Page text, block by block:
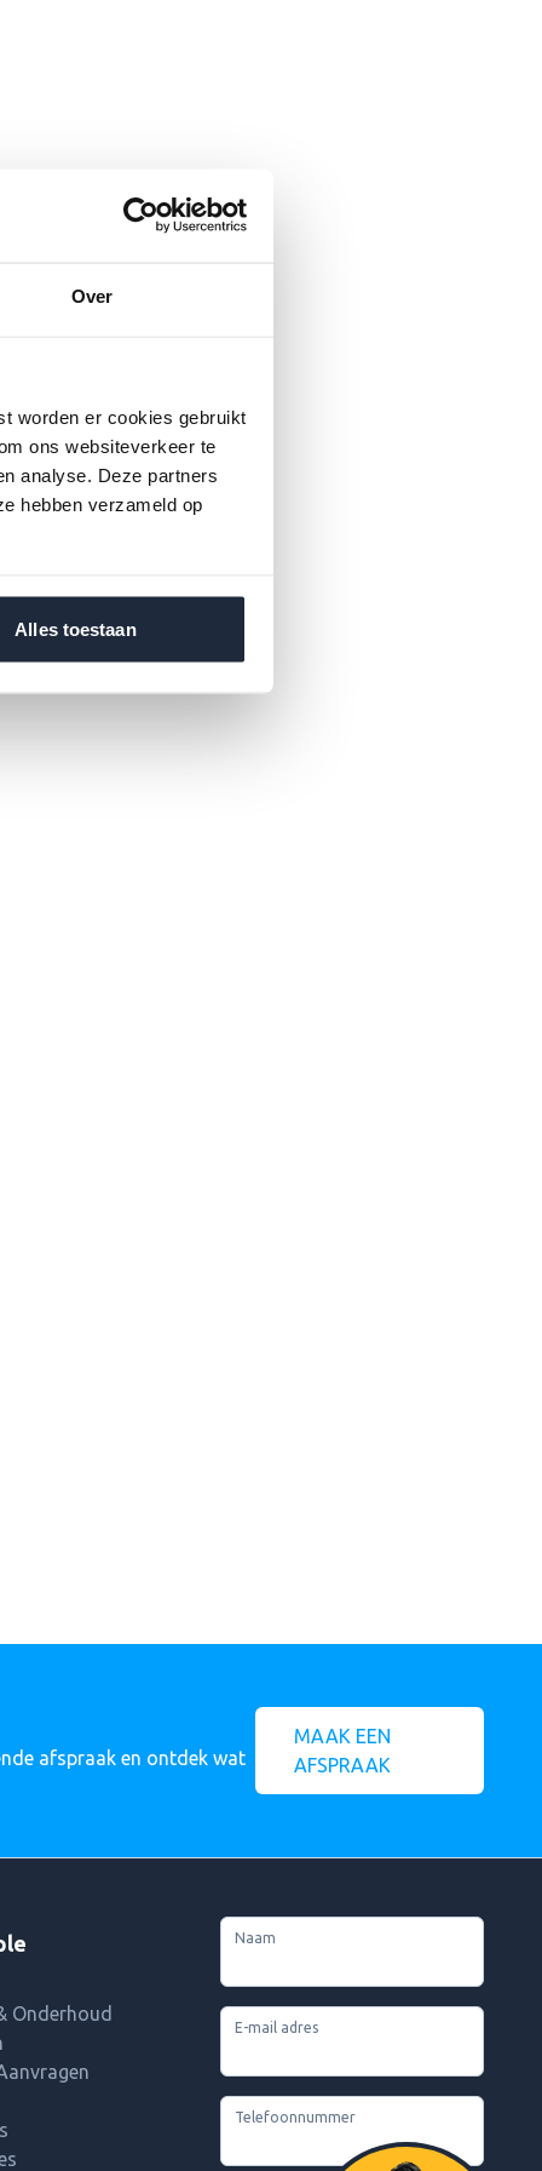
Over
worden er cookies gebruikt
ons websiteverkeer te
analyse. Deze partners
hebben verzameld op
Alles toestaan
afspraak en ontdek wat
MAAK EEN
AFSPRAAK
Onderhoud
Naam
E-mail adres
Telefoonnummer